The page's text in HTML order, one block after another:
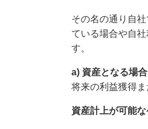
その名の通り自
ている場合や自
す。
a) 資産となる場合
将来の利益獲得
資産計上が可能